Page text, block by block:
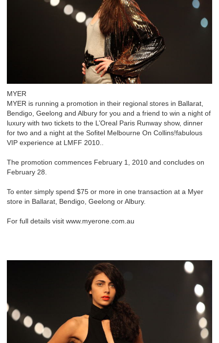
MYER
MYER is running a promotion in their regional stores in Ballarat,
Bendigo, Geelong and Albury for you and a friend to win a night of
luxury with two tickets to the L’Oreal Paris Runway show, dinner
for two and a night at the Sofitel Melbourne On Collins!fabulous
VIP experience at LMFF 2010..
The promotion commences February 1, 2010 and concludes on
February 28.
To enter simply spend $75 or more in one transaction at a Myer
store in Ballarat, Bendigo, Geelong or Albury.
For full details visit www.myerone.com.au